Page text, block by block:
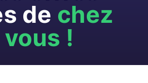
de chez
vous !